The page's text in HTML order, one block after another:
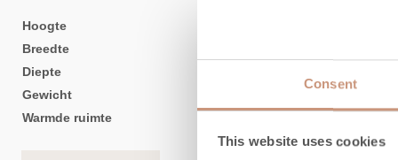
Consent
This website uses cookies
Hoogte
Breedte
Diepte
Gewicht
Warmde ruimte